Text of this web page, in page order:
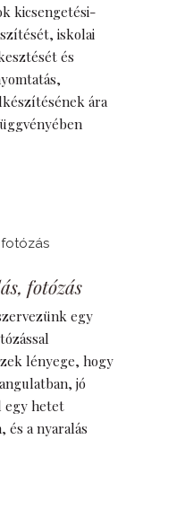
kicsengetési-
iskolai
és
ára
fotózás
egy
lényege, hogy
jó
egy hetet
a nyaralás